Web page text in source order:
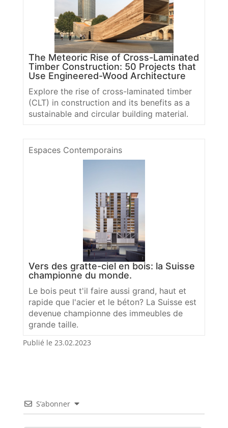
The Meteoric Rise of Cross-Laminated
Timber Construction: 50 Projects that
Use Engineered-Wood Architecture
Explore the rise of cross-laminated timber
(CLT) in construction and its benefits as a
sustainable and circular building material.
Espaces Contemporains
Vers des gratte-ciel en bois: la Suisse
championne du monde.
Le bois peut t'il faire aussi grand, haut et
rapide que l'acier et le béton? La Suisse est
devenue championne des immeubles de
grande taille.
Publié le 23.02.2023
S’abonner